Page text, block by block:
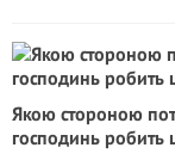
Якою стороною
господинь робить